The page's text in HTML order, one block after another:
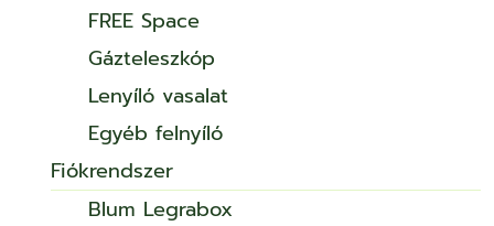
FREE Space
Gázteleszkóp
Lenyíló vasalat
Egyéb felnyíló
Fiókrendszer
Blum Legrabox